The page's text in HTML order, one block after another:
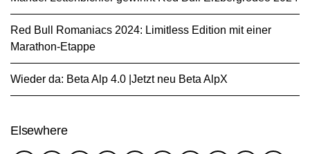
Red Bull Romaniacs 2024: Limitless Edition mit einer
Marathon-Etappe
Wieder da: Beta Alp 4.0 |Jetzt neu Beta AlpX
Elsewhere